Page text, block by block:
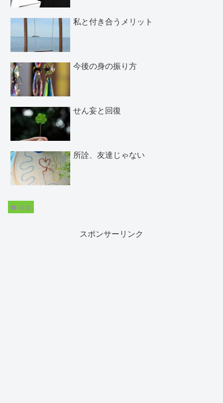
私と付き合うメリット
今後の身の振り方
せん妄と回復
所詮、友達じゃない
家族
スポンサーリンク